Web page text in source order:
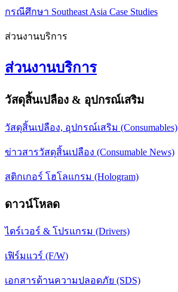
กรณีศึกษา Southeast Asia Case Studies
ส่วนงานบริการ
ส่วนงานบริการ
วัสดุสิ้นเปลือง & อุปกรณ์เสริม
วัสดุสิ้นเปลือง, อุปกรณ์เสริม (Consumables)
ข่าวสารวัสดุสิ้นเปลือง (Consumable News)
สติกเกอร์ โฮโลแกรม (Hologram)
ดาวน์โหลด
ไดร์เวอร์ & โปรแกรม (Drivers)
เฟิร์มแวร์ (F/W)
เอกสารด้านความปลอดภัย (SDS)